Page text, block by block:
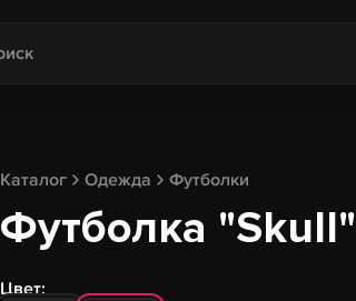
Каталог Одежда Футболки
Футболка "Skull"
Цвет: